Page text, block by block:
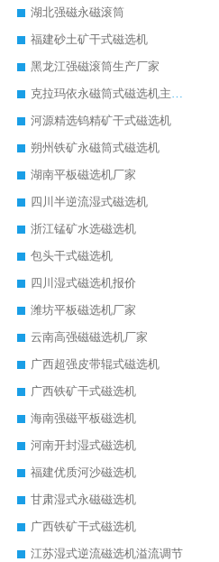
湖北强磁永磁滚筒
福建砂土矿干式磁选机
黑龙江强磁滚筒生产厂家
克拉玛依永磁筒式磁选机主要技术参数
河源精选钨精矿干式磁选机
朔州铁矿永磁筒式磁选机
湖南平板磁选机厂家
四川半逆流湿式磁选机
浙江锰矿水选磁选机
包头干式磁选机
四川湿式磁选机报价
潍坊平板磁选机厂家
云南高强磁磁选机厂家
广西超强皮带辊式磁选机
广西铁矿干式磁选机
海南强磁平板磁选机
河南开封湿式磁选机
福建优质河沙磁选机
甘肃湿式永磁磁选机
广西铁矿干式磁选机
江苏湿式逆流磁选机溢流调节